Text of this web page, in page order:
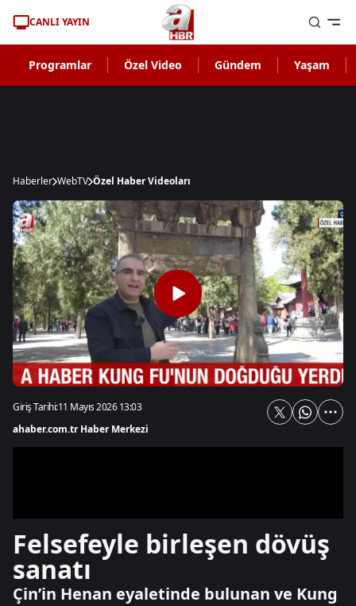
CANLI YAYIN
Programlar Özel Video Gündem Yaşam
Haberler WebTV Özel Haber Videoları
Giriş Tarihi:11 Mayıs 2026 13:03
ahaber.com.tr Haber Merkezi
Felsefeyle birleşen dövüş
sanatı
Çin’in Henan eyaletinde bulunan ve Kung